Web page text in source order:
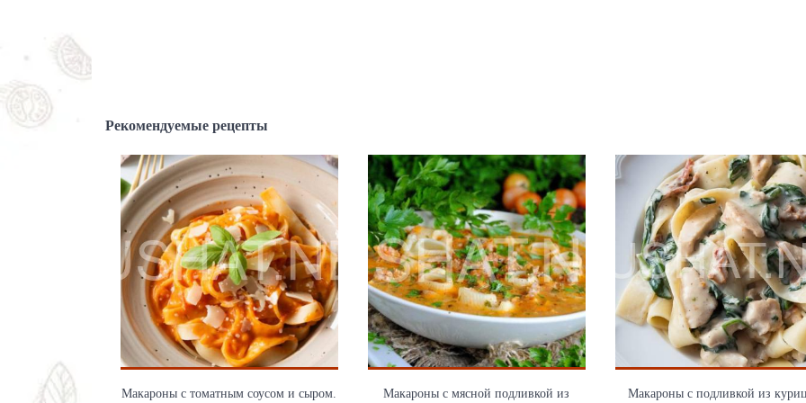
Рекомендуемые рецепты
Макароны с томатным соусом и сыром. Макароны с мясной подливкой из Макароны с подливкой из